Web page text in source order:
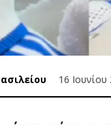
16 Ιουνίου